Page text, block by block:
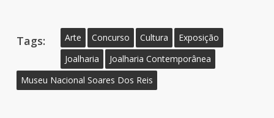
Tags: Arte Concurso Cultura
Exposição
Joalharia
Joalharia Contemporânea
Museu Nacional Soares Dos Reis